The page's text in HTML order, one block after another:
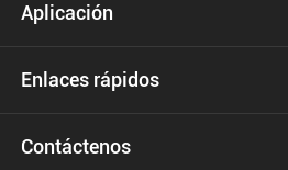
Aplicación
Enlaces rápidos
Contáctenos